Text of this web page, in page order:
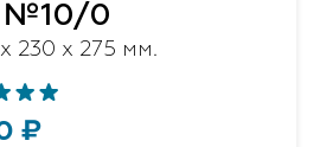
№10/0
230 x 275 мм.
₽